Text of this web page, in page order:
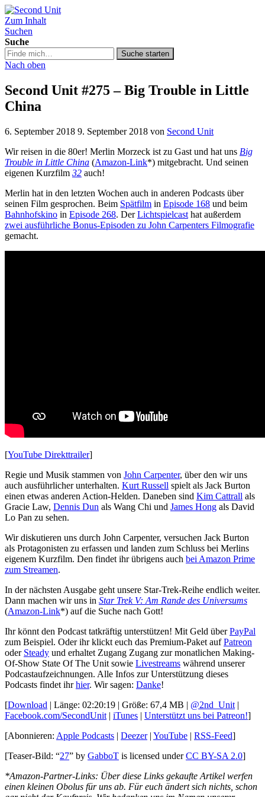
Second Unit
Zum Inhalt
Suchen
Suche
Suche
in
podcast.de/
Suche starten
Nach oben
Second Unit #275 – Big Trouble in Little
China
6. September 2018 9. September 2018 von Second Unit
Wir reisen in die 80er! Merlin Morzeck ist zu Gast und hat uns Big
Trouble in Little China (Amazon-Link*) mitgebracht. Und seinen
eigenen Kurzfilm 32 auch!
Merlin hat in den letzten Wochen auch in anderen Podcasts über
seinen Film gesprochen. Beim Spätfilm in Episode 168 und beim
Bahnhofskino in Episode 268. DerLichtspielcast hat außerdem
zwei ausführliche Bonus-Episoden zu John Carpenters Filmografie
gemacht.
[YouTube Direkttrailer]
Regie und Musik stammen von John Carpenter, über den wir uns
auch ausführlicher unterhalten. Kurt Russell spielt als Jack Burton
einen etwas anderen Action-Helden. Daneben sind Kim Cattrall als
Gracie Law, Dennis Dun als Wang Chi und James Hong als David
Lo Pan zu sehen.
Wir diskutieren uns durch John Carpenter, versuchen Jack Burton
als Protagonisten zu erfassen und landen zum Schluss bei Merlins
eigenem Kurzfilm. Den findet ihr übrigens auch bei Amazon Prime
zum Streamen.
In der nächsten Ausgabe geht unsere Star-Trek-Reihe endlich weiter.
Dann machen wir uns in Star Trek V: Am Rande des Universums
(Amazon-Link*) auf die Suche nach Gott!
Ihr könnt den Podcast tatkräftig unterstützen! Mit Geld überPayPal
zum Beispiel. Oder ihr klickt euch das Premium-Paket aufPatreon
oder Steady und erhaltet Zugang Zugang zur monatlichen Making-
Of-Show State Of The Unit sowie Livestreams während unserer
Podcastaufzeichnungen. Alle Infos zur Unterstützung dieses
Podcasts findet ihrhier. Wir sagen: Danke!
[Download | Länge: 02:20:19 | Größe: 67,4 MB | @2nd_Unit |
Facebook.com/SecondUnit | iTunes | Unterstützt uns bei Patreon!]
[Abonnieren: Apple Podcasts | Deezer| YouTube | RSS-Feed]
[Teaser-Bild: “27” by GabboT is licensed underCC BY-SA 2.0]
*Amazon-Partner-Links: Über diese Links gekaufte Artikel werfen
einen kleinen Obolus für uns ab. Für euch ändert sich nichts, schon